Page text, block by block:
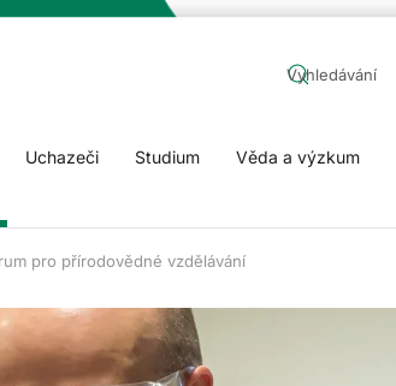
Uchazeči Studium Věda a výzkum
pro přírodovědné vzdělávání